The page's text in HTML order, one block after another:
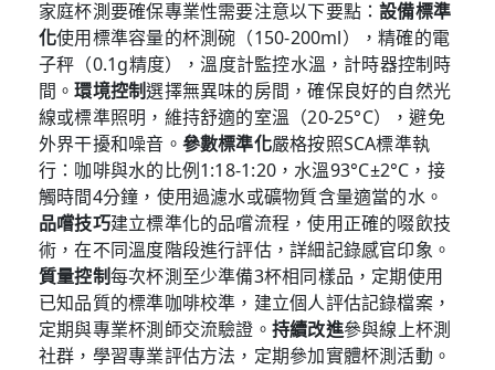
家庭杯測要確保專業性需要注意以下要點：設備標準
化使用標準容量的杯測碗（150-200ml），精確的電
子秤（0.1g精度），溫度計監控水溫，計時器控制時
間。環境控制選擇無異味的房間，確保良好的自然光
線或標準照明，維持舒適的室溫（20-25°C），避免
外界干擾和噪音。 參數標準化嚴格按照SCA標準執
行：咖啡與水的比例1:18-1:20，水溫93°C±2°C，接
觸時間4分鐘，使用過濾水或礦物質含量適當的水。
品嚐技巧建立標準化的品嚐流程，使用正確的啜飲技
術，在不同溫度階段進行評估，詳細記錄感官印象。
質量控制每次杯測至少準備3杯相同樣品，定期使用
已知品質的標準咖啡校準，建立個人評估記錄檔案，
定期與專業杯測師交流驗證。 持續改進參與線上杯測
社群，學習專業評估方法，定期參加實體杯測活動。